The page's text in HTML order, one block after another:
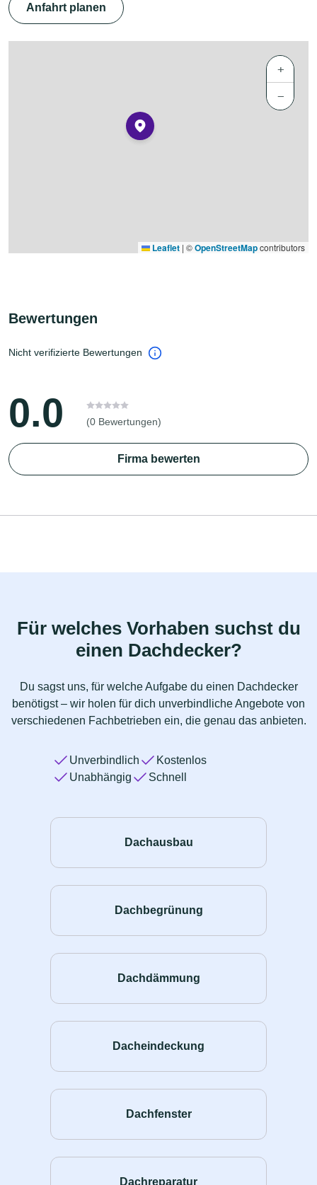
Anfahrt planen
+
−
Leaflet | ©OpenStreetMapcontributors
Bewertungen
Nicht verifizierte Bewertungen
0.0 (0 Bewertungen)
Firma bewerten
Für welches Vorhaben suchst du
einen Dachdecker?
Du sagst uns, für welche Aufgabe du einen Dachdecker
benötigst – wir holen für dich unverbindliche Angebote von
verschiedenen Fachbetrieben ein, die genau das anbieten.
Unverbindlich
Kostenlos
Unabhängig
Schnell
Dachausbau
Dachbegrünung
Dachdämmung
Dacheindeckung
Dachfenster
Dachreparatur